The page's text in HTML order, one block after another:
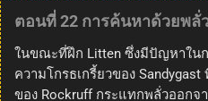
ตอนที่ 22 การค้นหาด้วยพลั่
ในขณะที่ฝึก Litten ซึ่งมีปัญหาในก
ความโกรธเกรี้ยวของ
ของ Rockruff กระแทกพลั่วออก